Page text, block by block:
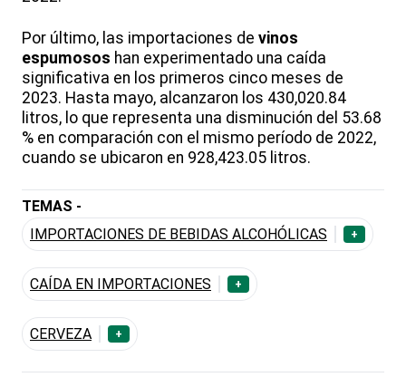
Por último, las importaciones de vinos
espumosos han experimentado una caída
significativa en los primeros cinco meses de
2023. Hasta mayo, alcanzaron los 430,020.84
litros, lo que representa una disminución del 53.68
% en comparación con el mismo período de 2022,
cuando se ubicaron en 928,423.05 litros.
TEMAS -
IMPORTACIONES DE BEBIDAS ALCOHÓLICAS
+
CAÍDA EN IMPORTACIONES +
CERVEZA +